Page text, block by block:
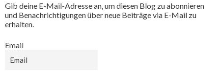
Gib deine E-Mail-Adresse an, um diesen Blog zu abonnieren
und Benachrichtigungen über neue Beiträge via E-Mail zu
erhalten.
Email